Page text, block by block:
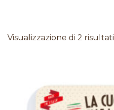
Visualizzazione di 2 risultati